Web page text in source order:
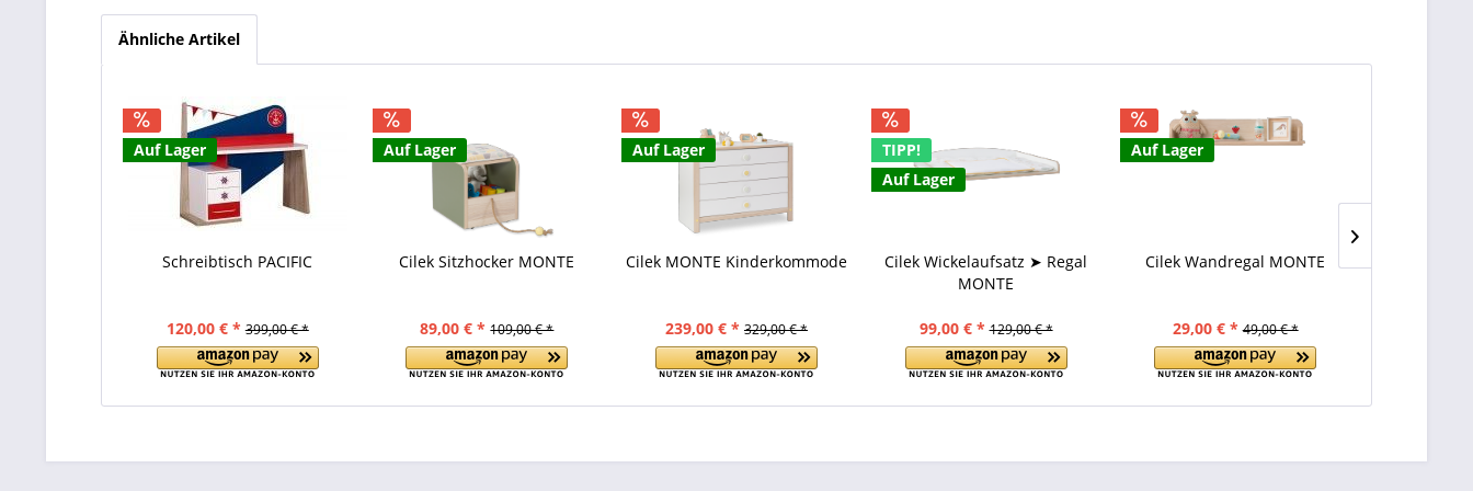
Ähnliche Artikel
Auf Lager
Schreibtisch PACIFIC
120,00 € * 399,00 € *
Auf Lager
Cilek Sitzhocker MONTE
89,00 € * 109,00 € *
Auf Lager
Cilek MONTE Kinderkommode
239,00 € * 329,00 € *
TIPP!
Auf Lager
Cilek Wickelaufsatz ➤ Regal
MONTE
99,00 € * 129,00 € *
Auf Lager
Cilek Wandregal MONTE
29,00 € * 49,00 € *